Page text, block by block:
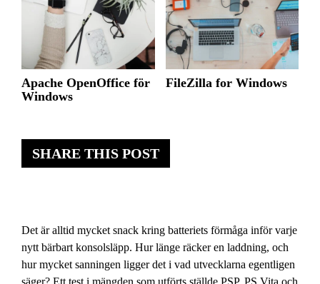
SHARE THIS POST
Det är alltid mycket snack kring batteriets förmåga inför varje
nytt bärbart konsolsläpp. Hur länge räcker en laddning, och
hur mycket sanningen ligger det i vad utvecklarna egentligen
säger? Ett test i mängden som utförts ställde PSP, PS Vita och
Apache OpenOffice för
Windows
FileZilla for Windows